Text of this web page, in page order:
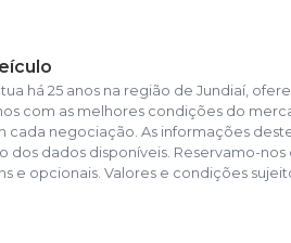
há 25 anos na região de Jundiaí,
com as melhores condições do
cada negociação. As informações
dos dados disponíveis. Reservamo-
e opcionais. Valores e condições